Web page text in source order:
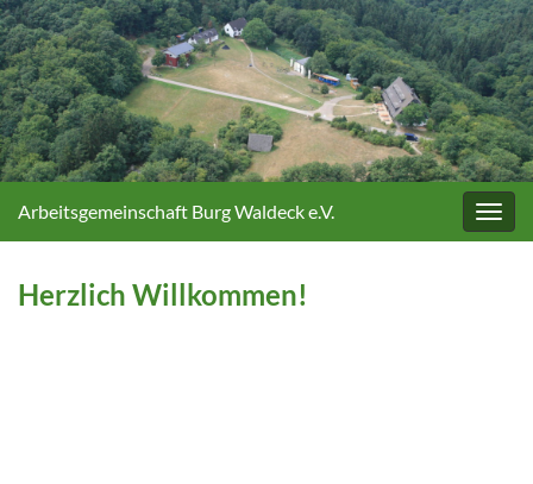
Arbeitsgemeinschaft Burg Waldeck e.V.
Herzlich Willkommen!